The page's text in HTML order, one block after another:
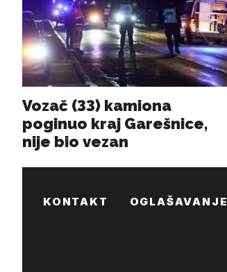
KONTAKT OGLAŠAVANJE